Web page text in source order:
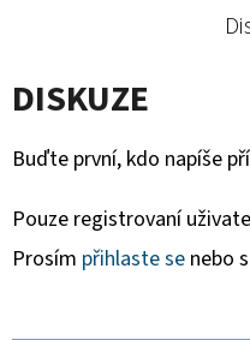
DISKUZE
Buďte první, kdo napíše
Pouze registrovaní
Prosím přihlaste se nebo